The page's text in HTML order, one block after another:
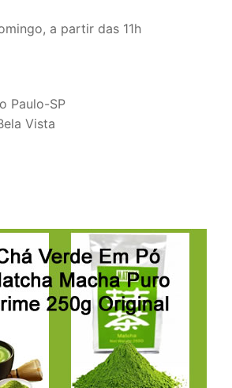
a partir das 11h
Paulo-SP
Vista